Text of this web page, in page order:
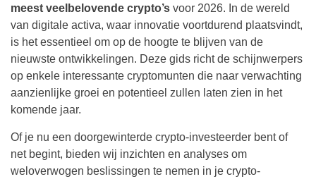
meest veelbelovende crypto’s voor 2026. In de wereld
van digitale activa, waar innovatie voortdurend plaatsvindt,
is het essentieel om op de hoogte te blijven van de
nieuwste ontwikkelingen. Deze gids richt de schijnwerpers
op enkele interessante cryptomunten die naar verwachting
aanzienlijke groei en potentieel zullen laten zien in het
komende jaar.
Of je nu een doorgewinterde crypto-investeerder bent of
net begint, bieden wij inzichten en analyses om
weloverwogen beslissingen te nemen in je crypto-